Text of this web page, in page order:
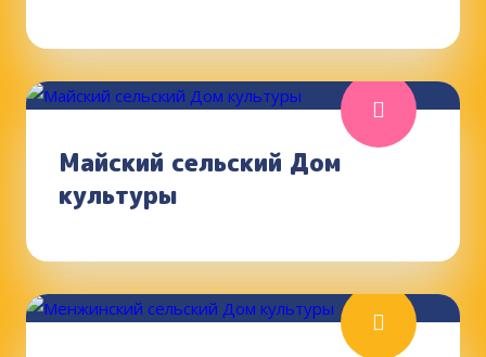
Майский сельский Дом
культуры